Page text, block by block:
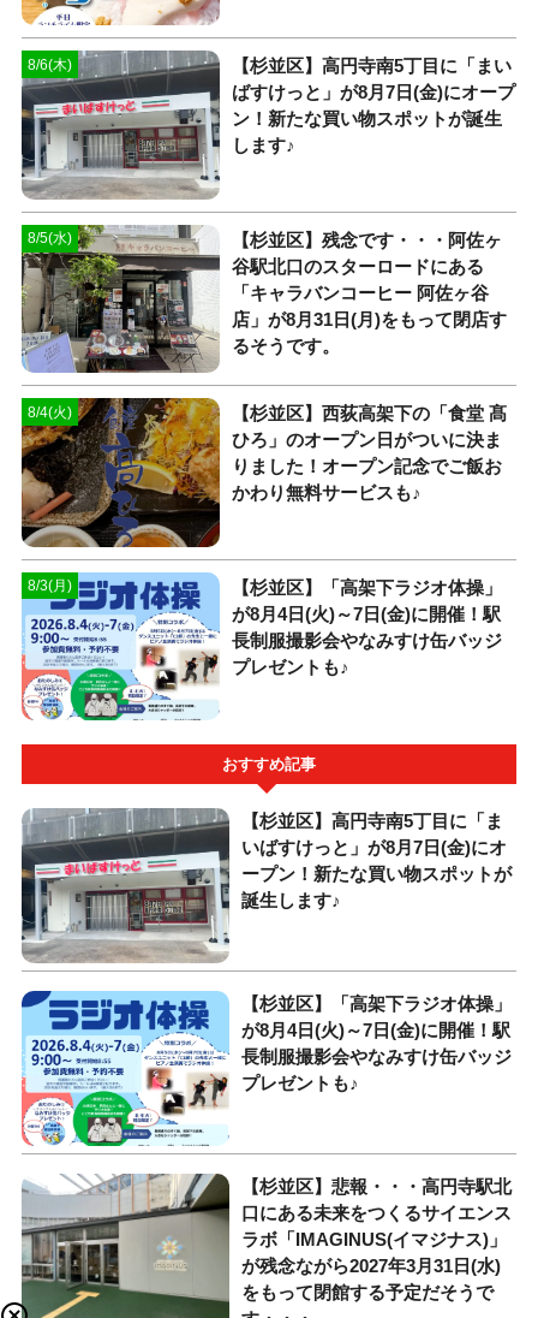
8/6(木)
【杉並区】高円寺南5丁目に「まい
ばすけっと」が8月7日(金)にオープ
ン！新たな買い物スポットが誕生
します♪
8/5(水)
【杉並区】残念です・・・阿佐ヶ
谷駅北口のスターロードにある
「キャラバンコーヒー 阿佐ヶ谷
店」が8月31日(月)をもって閉店す
るそうです。
8/4(火)
【杉並区】西荻高架下の「食堂 髙
ひろ」のオープン日がついに決ま
りました！オープン記念でご飯お
かわり無料サービスも♪
8/3(月)
【杉並区】「高架下ラジオ体操」
が8月4日(火)～7日(金)に開催！駅
長制服撮影会やなみすけ缶バッジ
プレゼントも♪
おすすめ記事
【杉並区】高円寺南5丁目に「ま
いばすけっと」が8月7日(金)にオ
ープン！新たな買い物スポットが
誕生します♪
【杉並区】「高架下ラジオ体操」
が8月4日(火)～7日(金)に開催！駅
長制服撮影会やなみすけ缶バッジ
プレゼントも♪
【杉並区】悲報・・・高円寺駅北
口にある未来をつくるサイエンス
ラボ「IMAGINUS(イマジナス)」
が残念ながら2027年3月31日(水)
をもって閉館する予定だそうで